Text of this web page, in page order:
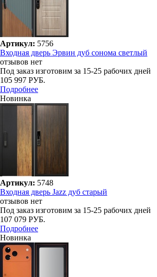
Артикул: 5756
Входная дверь Эрвин дуб сонома светлый
отзывов нет
Под заказ изготовим за 15-25 рабочих дней
105 997 РУБ.
Подробнее
Новинка
Артикул: 5748
Входная дверь Jazz дуб старый
отзывов нет
Под заказ изготовим за 15-25 рабочих дней
107 079 РУБ.
Подробнее
Новинка